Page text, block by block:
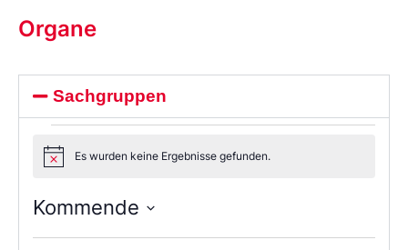
Organe
Sachgruppen
NoticeEs wurden keine Ergebnisse gefunden.
Kommende